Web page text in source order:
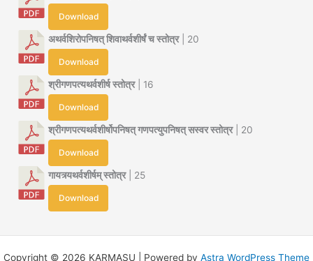
Download
अथर्वशिरोपनिषत् शिवाथर्वशीर्षं च स्तोत्र| 20
Download
श्रीगणपत्यथर्वशीर्ष स्तोत्र| 16
Download
श्रीगणपत्यथर्वशीर्षोपनिषत् गणपत्युपनिषत् सस्वर स्तोत्र| 20
Download
गायत्र्यथर्वशीर्षम् स्तोत्र| 25
Download
Copyright © 2026 KARMASU | Powered by Astra WordPress Theme